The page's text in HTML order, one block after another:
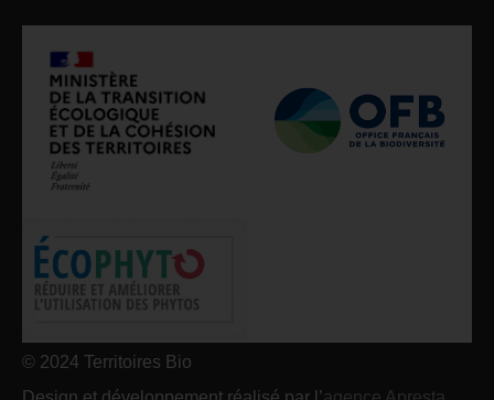
© 2024 Territoires Bio